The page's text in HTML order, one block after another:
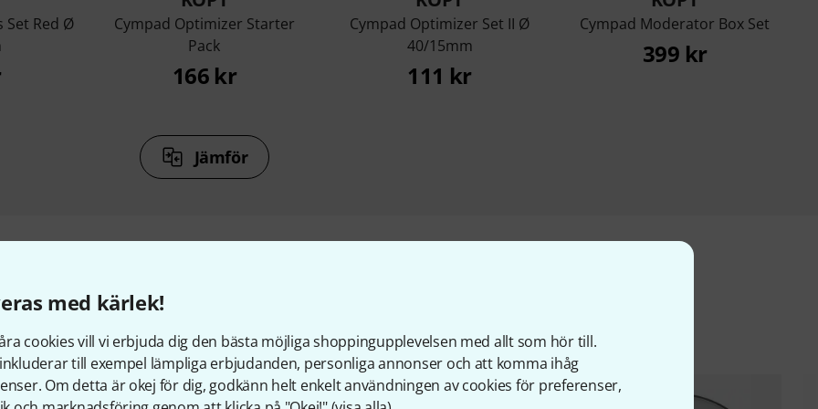
med kärlek!
cookies vill vi erbjuda dig den bästa möjliga shoppingupplevelsen med allt som hör till.
till exempel lämpliga erbjudanden, personliga annonser och att komma ihåg
Om detta är okej för dig, godkänn helt enkelt användningen av cookies för preferenser,
Set Red Ø
Cympad Optimizer Starter
Pack
166 kr
Cympad Optimizer Set II Ø
40/15mm
111 kr
Cympad Moderator Box Set
399 kr
Jämför
& matchande produkter